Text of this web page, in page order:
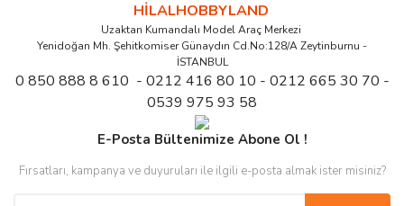
HİLALHOBBYLAND
Uzaktan Kumandalı Model Araç Merkezi
Yenidoğan Mh. Şehitkomiser Günaydın Cd.No:128/A Zeytinburnu -
İSTANBUL
0 850 888 8 610 - 0212 416 80 10 - 0212 665 30 70 -
0539 975 93 58
E-Posta Bültenimize Abone Ol !
Fırsatları, kampanya ve duyuruları ile ilgili e-posta almak ister misiniz?